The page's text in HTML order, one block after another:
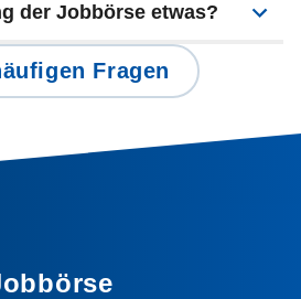
der Jobbörse etwas?
Fragen